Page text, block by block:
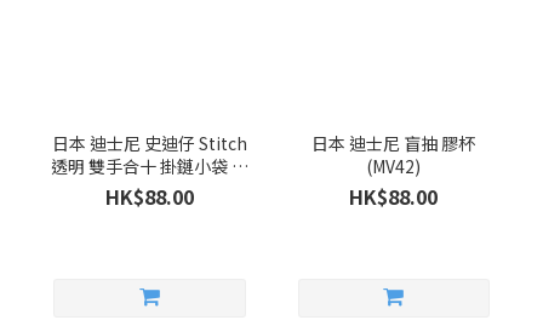
日本 迪士尼 史迪仔 Stitch
透明 雙手合十 掛鏈小袋 連
糖 (MV56)
HK$88.00
日本 迪士尼 盲抽 膠杯
(MV42)
HK$88.00